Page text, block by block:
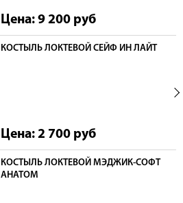
Цена: 9 200 руб
КОСТЫЛЬ ЛОКТЕВОЙ СЕЙФ ИН ЛАЙТ
Цена: 2 700 руб
КОСТЫЛЬ ЛОКТЕВОЙ МЭДЖИК-СОФТ
АНАТОМ